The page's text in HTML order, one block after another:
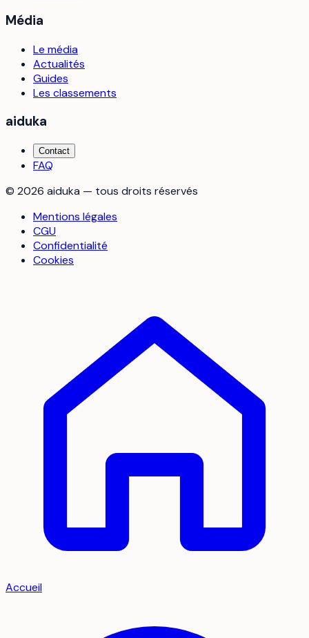
Média
Le média
Actualités
Guides
Les classements
aiduka
Contact
FAQ
© 2026 aiduka — tous droits réservés
Mentions légales
CGU
Confidentialité
Cookies
Accueil